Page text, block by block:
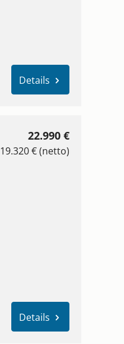
Details
22.990 €
19.320 € (netto)
Details